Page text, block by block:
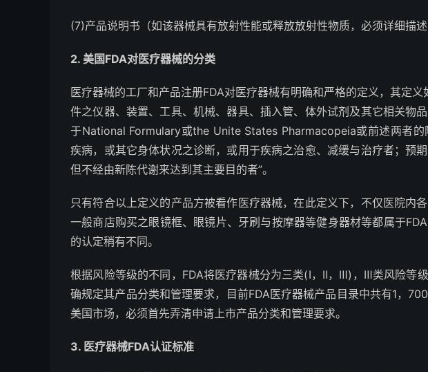
(7)产品说明书（如该器械具有放射性能或释放放射性物质，必须详细描述.
2. 美国FDA对医疗器械的分类
医疗器械的工厂和产品注册FDA对医疗器械有明确和严格的定义，其定义
件之仪器、装置、工具、机械、器具、插入管、体外试剂及其它相关物
于National Formulary或the Unite States Pharmacopeia或前述两者的
疾病，或其它身体状况之诊断，或用于疾病之治愈、减缓与治疗者；预
但不经由新陈代谢来达到其主要目的者”。
只有符合以上定义的产品方被看作医疗器械，在此定义下，不仅医院内
一般商店购买之眼镜框、眼镜片、牙刷与按摩器等健身器材等都属于
的认定稍有不同。
根据风险等级的不同，FDA将医疗器械分为三类(Ⅰ，Ⅱ，Ⅲ)，Ⅲ类风险等
确规定其产品分类和管理要求，目前FDA医疗器械产品目录中共有1，
美国市场，必须首先弄清申请上市产品分类和管理要求。
3. 医疗器械FDA认证标准